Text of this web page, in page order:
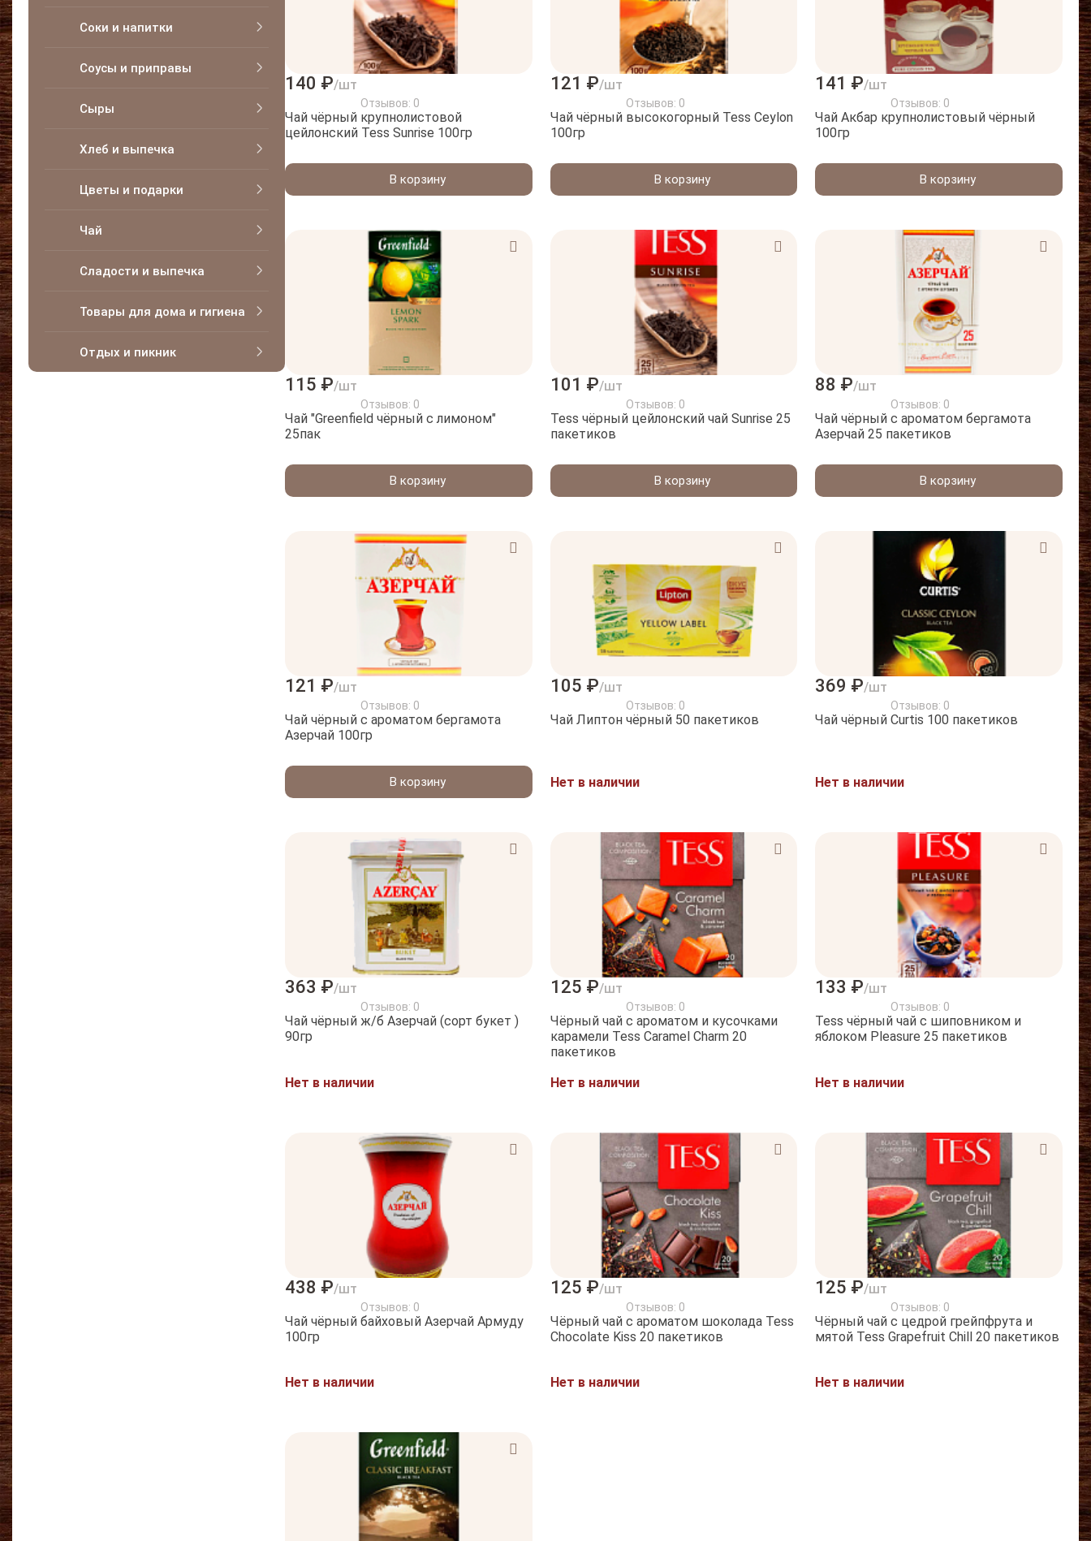
Соки и напитки
Соусы и приправы
Сыры
Хлеб и выпечка
Цветы и подарки
Чай
Сладости и выпечка
Товары для дома и гигиена
Отдых и пикник
140 ₽/шт
Отзывов: 0
Чай чёрный крупнолистовой
цейлонский Tess Sunrise 100гр
В корзину
121 ₽/шт
Отзывов: 0
Чай чёрный высокогорный Tess Ceylon
100гр
В корзину
141 ₽/шт
Отзывов: 0
Чай Акбар крупнолистовый чёрный
100гр
В корзину
115 ₽/шт
Отзывов: 0
Чай "Greenfield чёрный с лимоном"
25пак
В корзину
101 ₽/шт
Отзывов: 0
Tess чёрный цейлонский чай Sunrise 25
пакетиков
В корзину
88 ₽/шт
Отзывов: 0
Чай чёрный с ароматом бергамота
Азерчай 25 пакетиков
В корзину
121 ₽/шт
Отзывов: 0
Чай чёрный с ароматом бергамота
Азерчай 100гр
В корзину
105 ₽/шт
Отзывов: 0
Чай Липтон чёрный 50 пакетиков
Нет в наличии
369 ₽/шт
Отзывов: 0
Чай чёрный Curtis 100 пакетиков
Нет в наличии
363 ₽/шт
Отзывов: 0
Чай чёрный ж/б Азерчай (сорт букет )
90гр
Нет в наличии
125 ₽/шт
Отзывов: 0
Чёрный чай с ароматом и кусочками
карамели Tess Caramel Charm 20
пакетиков
Нет в наличии
133 ₽/шт
Отзывов: 0
Tess чёрный чай с шиповником и
яблоком Pleasure 25 пакетиков
Нет в наличии
438 ₽/шт
Отзывов: 0
Чай чёрный байховый Азерчай Армуду
100гр
Нет в наличии
125 ₽/шт
Отзывов: 0
Чёрный чай с ароматом шоколада Tess
Chocolate Kiss 20 пакетиков
Нет в наличии
125 ₽/шт
Отзывов: 0
Чёрный чай с цедрой грейпфрута и
мятой Tess Grapefruit Chill 20 пакетиков
Нет в наличии